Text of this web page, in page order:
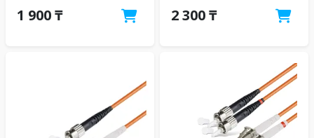
1 900 ₸ 2 300 ₸